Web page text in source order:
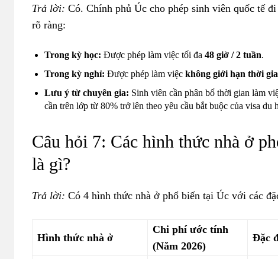
Trả lời: Có. Chính phủ Úc cho phép sinh viên quốc tế
rõ ràng:
Trong kỳ học: Được phép làm việc tối đa 48 giờ / 2 tuần.
Trong kỳ nghỉ: Được phép làm việc không giới hạn thời
Lưu ý từ chuyên gia: Sinh viên cần phân bổ thời gian làm
cần trên lớp từ 80% trở lên theo yêu cầu bắt buộc của visa du
Câu hỏi 7: Các hình thức nhà ở
là gì?
Trả lời: Có 4 hình thức nhà ở phổ biến tại Úc với các
Hình thức nhà ở
Chi phí ước tính
(Năm 2026)
Đặc